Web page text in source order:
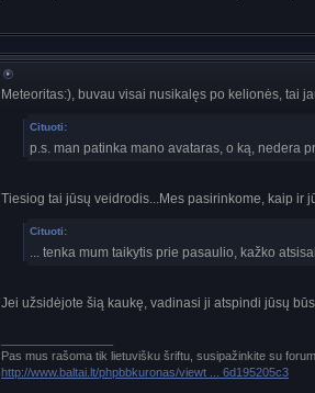
Meteoritas:), buvau visai nusikalęs po kelionės, tai
Cituoti:
p.s. man patinka mano avataras, o ką, nedera
Tiesiog tai jūsų veidrodis...Mes pasirinkome, kaip ir
Cituoti:
... tenka mum taikytis prie pasaulio, kažko
Jei užsidėjote šią kaukę, vadinasi ji atspindi jūsų
Pas mus rašoma tik lietuvišku šriftu, susipažinkite su
http://www.baltai.lt/phpbbkuronas/viewt ... 6d195205c3